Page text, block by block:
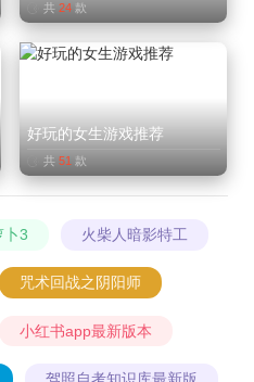
共24 款
好玩的女生游戏推荐
共51 款
卜3 火柴人暗影特工
咒术回战之阴阳师
小红书app最新版本